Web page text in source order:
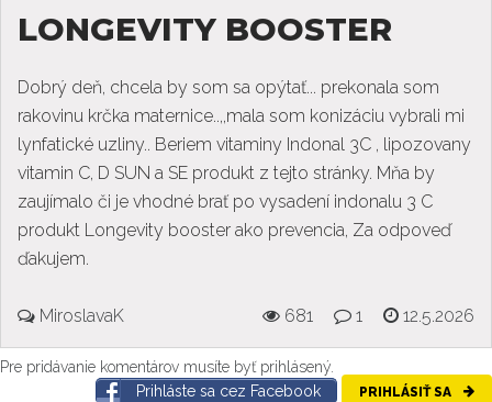
LONGEVITY BOOSTER
Dobrý deň, chcela by som sa opýtať... prekonala som
rakovinu krčka maternice..,,mala som konizáciu vybrali mi
lynfatické uzliny.. Beriem vitaminy Indonal 3C , lipozovany
vitamin C, D SUN a SE produkt z tejto stránky. Mňa by
zaujímalo či je vhodné brať po vysadení indonalu 3 C
produkt Longevity booster ako prevencia, Za odpoveď
ďakujem.
MiroslavaK 681 1 12.5.2026
Pre pridávanie komentárov musíte byť prihlásený.
Prihláste sa cez Facebook
PRIHLÁSIŤ SA